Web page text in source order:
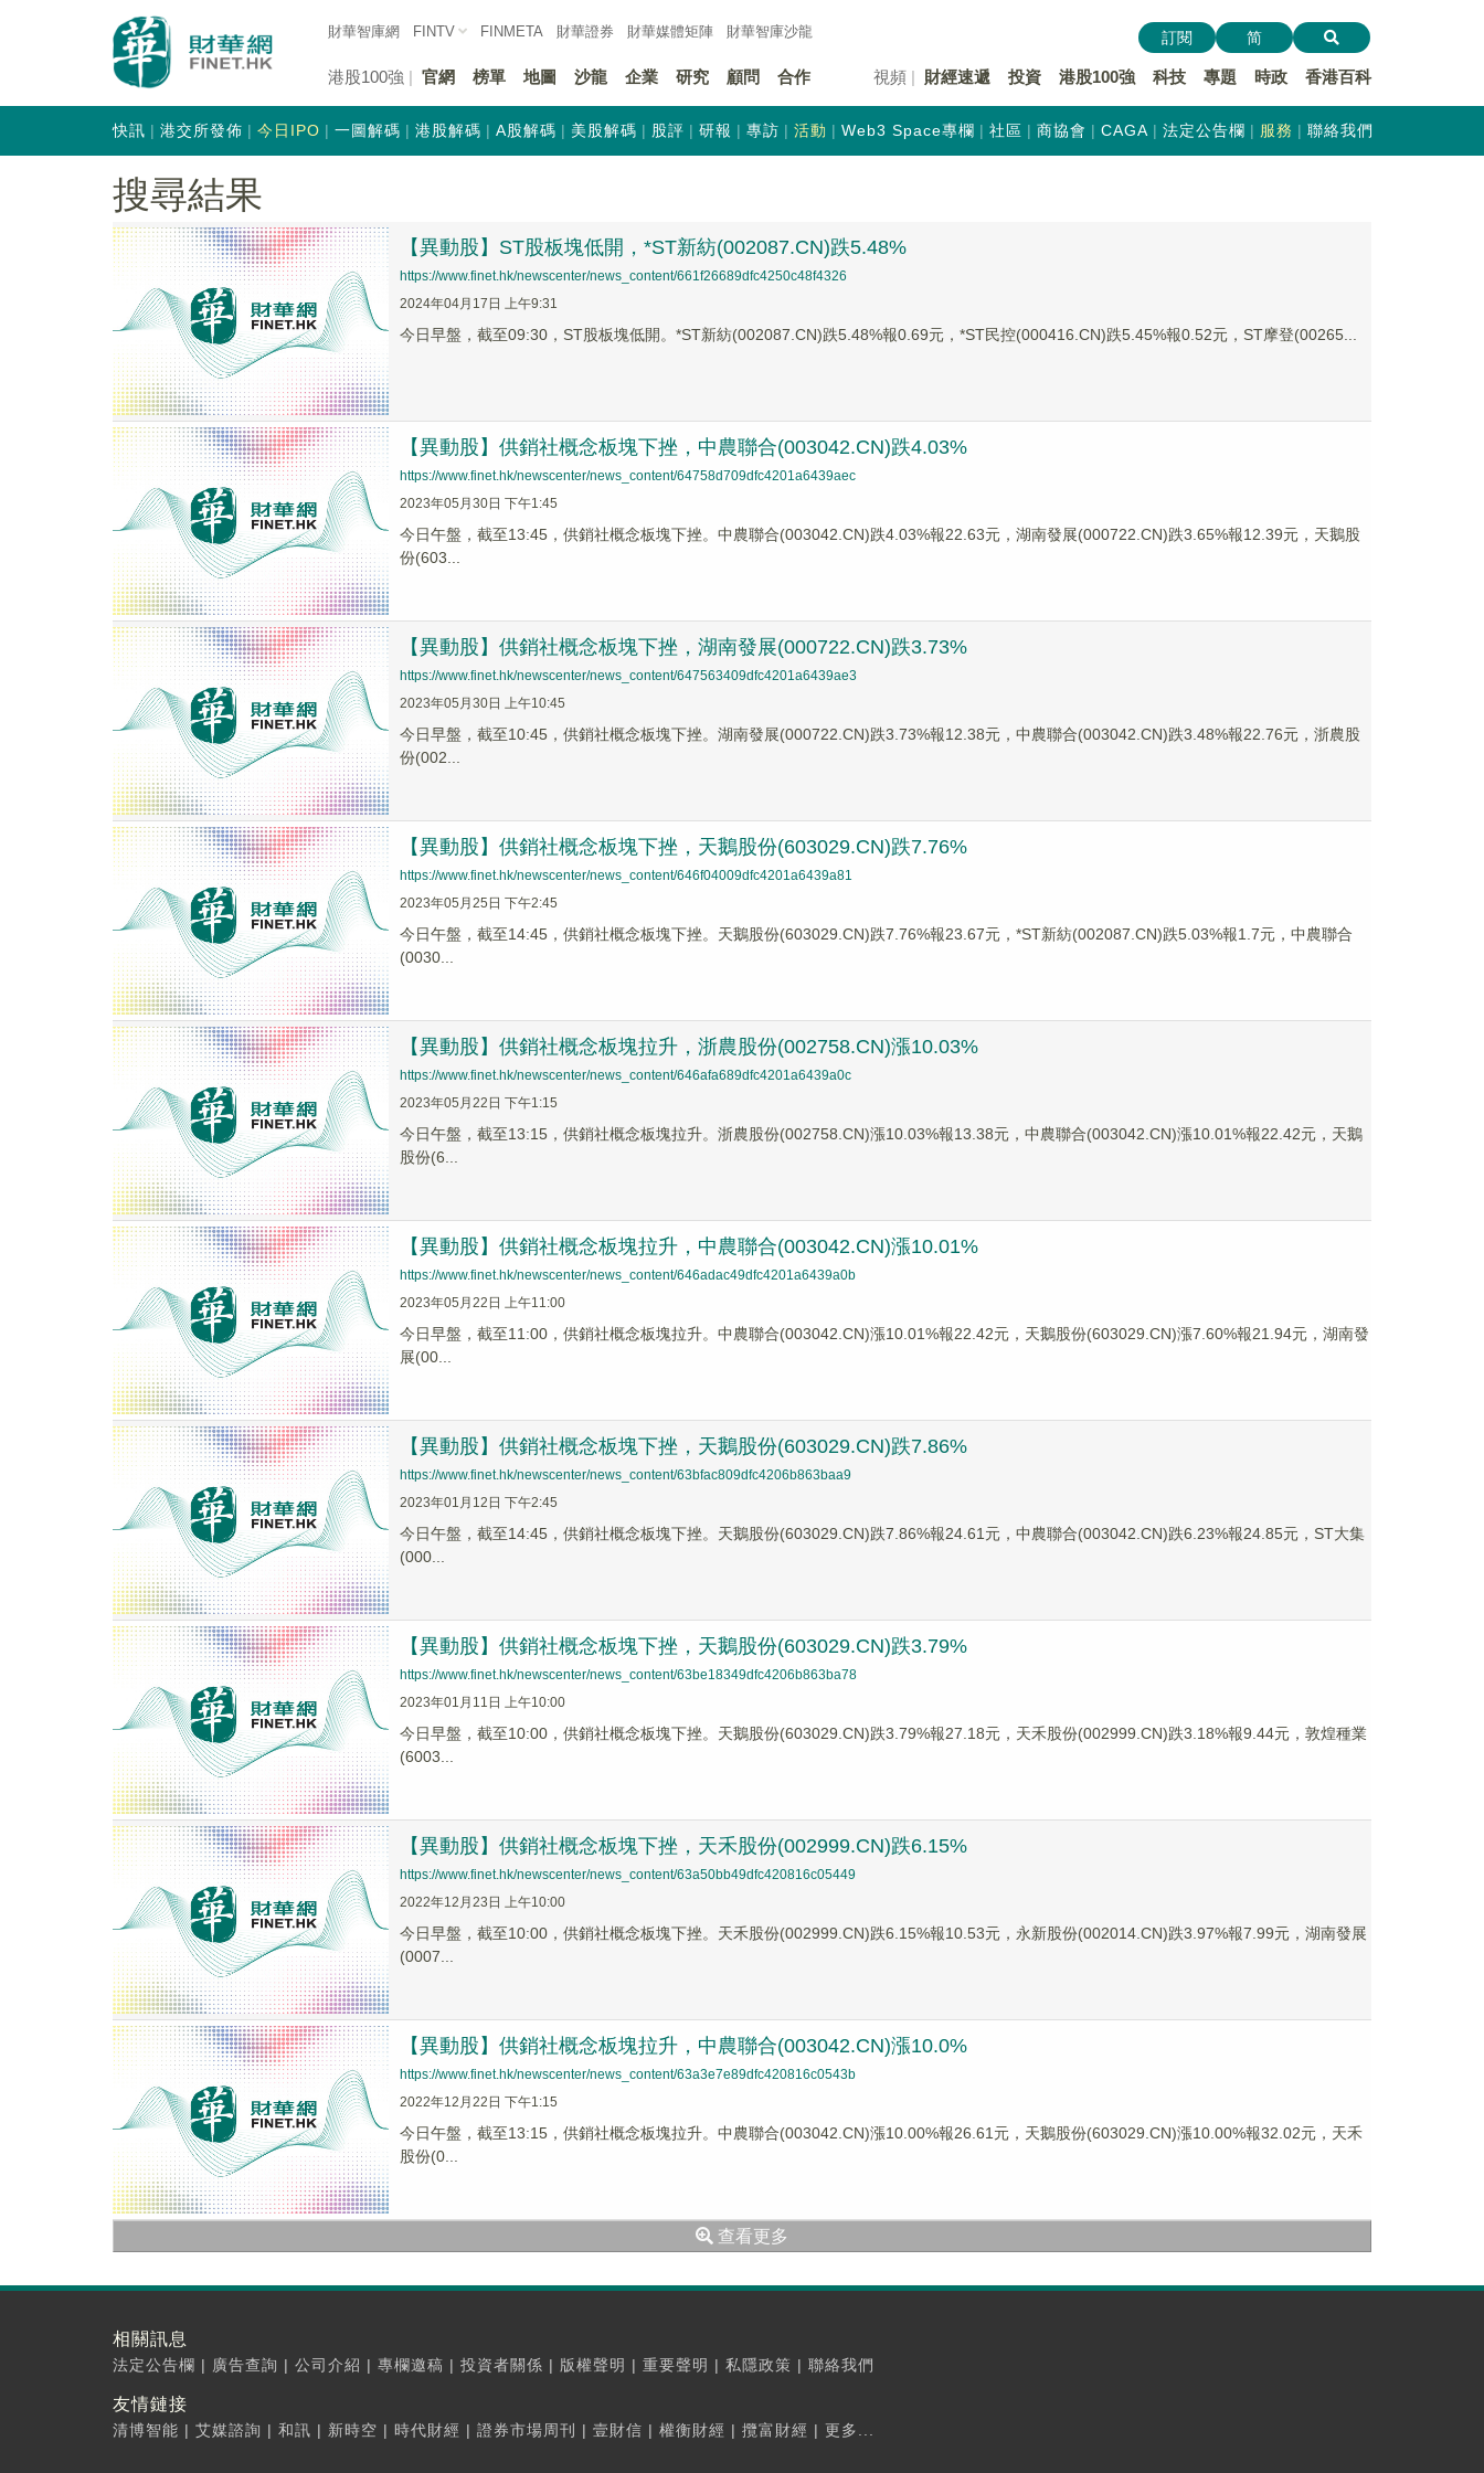
財華智庫網 FINTV FINMETA 財華證券 財華媒體矩陣 財華智庫沙龍
港股100強 官網 榜單 地圖 沙龍 企業 研究 顧問 合作 視頻 財經速遞 投資 港股100強 科技 專題 時政 香港百科
訂閱 简
快訊 港交所發佈 今日IPO 一圖解碼 港股解碼 A股解碼 美股解碼 股評 研報 專訪 活動 Web3 Space專欄 社區 商協會 CAGA 法定公告欄 服務 聯絡我們
搜尋結果
【異動股】ST股板塊低開，*ST新紡(002087.CN)跌5.48%
https://www.finet.hk/newscenter/news_content/661f26689dfc4250c48f4326
2024年04月17日 上午9:31
今日早盤，截至09:30，ST股板塊低開。*ST新紡(002087.CN)跌5.48%報0.69元，*ST民控(000416.CN)跌5.45%報0.52元，ST摩登(00265...
【異動股】供銷社概念板塊下挫，中農聯合(003042.CN)跌4.03%
https://www.finet.hk/newscenter/news_content/64758d709dfc4201a6439aec
2023年05月30日 下午1:45
今日午盤，截至13:45，供銷社概念板塊下挫。中農聯合(003042.CN)跌4.03%報22.63元，湖南發展(000722.CN)跌3.65%報12.39元，天鵝股
份(603...
【異動股】供銷社概念板塊下挫，湖南發展(000722.CN)跌3.73%
https://www.finet.hk/newscenter/news_content/647563409dfc4201a6439ae3
2023年05月30日 上午10:45
今日早盤，截至10:45，供銷社概念板塊下挫。湖南發展(000722.CN)跌3.73%報12.38元，中農聯合(003042.CN)跌3.48%報22.76元，浙農股
份(002...
【異動股】供銷社概念板塊下挫，天鵝股份(603029.CN)跌7.76%
https://www.finet.hk/newscenter/news_content/646f04009dfc4201a6439a81
2023年05月25日 下午2:45
今日午盤，截至14:45，供銷社概念板塊下挫。天鵝股份(603029.CN)跌7.76%報23.67元，*ST新紡(002087.CN)跌5.03%報1.7元，中農聯合
(0030...
【異動股】供銷社概念板塊拉升，浙農股份(002758.CN)漲10.03%
https://www.finet.hk/newscenter/news_content/646afa689dfc4201a6439a0c
2023年05月22日 下午1:15
今日午盤，截至13:15，供銷社概念板塊拉升。浙農股份(002758.CN)漲10.03%報13.38元，中農聯合(003042.CN)漲10.01%報22.42元，天鵝
股份(6...
【異動股】供銷社概念板塊拉升，中農聯合(003042.CN)漲10.01%
https://www.finet.hk/newscenter/news_content/646adac49dfc4201a6439a0b
2023年05月22日 上午11:00
今日早盤，截至11:00，供銷社概念板塊拉升。中農聯合(003042.CN)漲10.01%報22.42元，天鵝股份(603029.CN)漲7.60%報21.94元，湖南發
展(00...
【異動股】供銷社概念板塊下挫，天鵝股份(603029.CN)跌7.86%
https://www.finet.hk/newscenter/news_content/63bfac809dfc4206b863baa9
2023年01月12日 下午2:45
今日午盤，截至14:45，供銷社概念板塊下挫。天鵝股份(603029.CN)跌7.86%報24.61元，中農聯合(003042.CN)跌6.23%報24.85元，ST大集
(000...
【異動股】供銷社概念板塊下挫，天鵝股份(603029.CN)跌3.79%
https://www.finet.hk/newscenter/news_content/63be18349dfc4206b863ba78
2023年01月11日 上午10:00
今日早盤，截至10:00，供銷社概念板塊下挫。天鵝股份(603029.CN)跌3.79%報27.18元，天禾股份(002999.CN)跌3.18%報9.44元，敦煌種業
(6003...
【異動股】供銷社概念板塊下挫，天禾股份(002999.CN)跌6.15%
https://www.finet.hk/newscenter/news_content/63a50bb49dfc420816c05449
2022年12月23日 上午10:00
今日早盤，截至10:00，供銷社概念板塊下挫。天禾股份(002999.CN)跌6.15%報10.53元，永新股份(002014.CN)跌3.97%報7.99元，湖南發展
(0007...
【異動股】供銷社概念板塊拉升，中農聯合(003042.CN)漲10.0%
https://www.finet.hk/newscenter/news_content/63a3e7e89dfc420816c0543b
2022年12月22日 下午1:15
今日午盤，截至13:15，供銷社概念板塊拉升。中農聯合(003042.CN)漲10.00%報26.61元，天鵝股份(603029.CN)漲10.00%報32.02元，天禾
股份(0...
查看更多
相關訊息
法定公告欄 | 廣告查詢 | 公司介紹 | 專欄邀稿 | 投資者關係 | 版權聲明 | 重要聲明 | 私隱政策 | 聯絡我們
友情鏈接
清博智能 | 艾媒諮詢 | 和訊 | 新時空 | 時代財經 | 證券市場周刊 | 壹財信 | 權衡財經 | 攬富財經 | 更多...